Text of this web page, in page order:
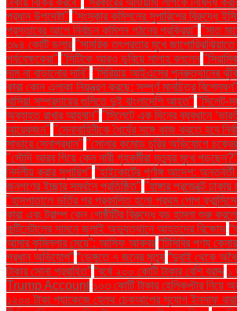
প্রধান উপদেষ্টা" "সংস্কার কমিশনের সুপারিশের বিরুদ্ধে ইসি
প্রস্তাবের আগে নির্বাচন কমিশন গঠনের প্রক্রিয়া" "সাত
৩৯৪ কোটি ডলার "সামরিক তৎপরতার মুখে
পর্যবেক্ষকেরা" "সিটিকে আরও ডুবিয়ে সালাহ বললেন
দাম না বাড়ানোর দাবি" "সিরিয়ায় আইএসের পুনরুত্থানের
কারা কোন এলাকা নিয়ন্ত্রণ করছে: সম্পূর্ণ মানচিত্র বিশ্লেষণ"
খাসিয়া সম্প্রদায়ের গুলিতে দুই বাংলাদেশি আহত" "সিলেট-
অব্যাহত রাখার আহ্বান" "সিলেটে এক দিনের ব্যবধানে
আরেকজন" "সেনাবাহিনীকে ধৈর্যের সঙ্গে কাজ করতে হবে
সাভারে সেনাপ্রধান" "সোনার কমোড চুরির অভিযোগে
"সৌদি আরব গিয়ে কেন নারী গৃহকর্মীরা মৃত্যুর মুখে পড়ছেন?"
নির্দলীয় করার সুপারিশ" "হাইকোর্টের পূর্ণাঙ্গ আদেশ:
জনগণের ইচ্ছার সমর্থনে প্রতিষ্ঠিত" "হাঙ্গার প্রজেক্টে ঢাকায়
"হাসপাতালে ভর্তির পর প্রকাশিত হলো প্রথম পোপ
কারা এবং ট্রাম্প কেন গোষ্ঠীটির বিরুদ্ধে বড় হামলা শুরু
কন্টিনেন্টালের সামনে জুলাই অভ্যুত্থানে আহতদের বিক্ষোভ
আমার কুমিল্লার মেয়ে”: আসিফ আকবর “টিসিবির পণ্য
প্রধান অভিযোগ” “ডেঙ্গুতে ৭ জনের মৃত্যু “দুবাই থেকে
টাকার সোনা প্রবাহিত” “বর্ষে ২০০ কোটি টাকার বেশি বরাদ্দ ১
Trump Account ১০৩ কোটি টাকার হেলিকপ্টার নিয়ে
১২০০ টাকা প্যাকেজে হেলথ চেকআপের সুযোগ ইনসাফ